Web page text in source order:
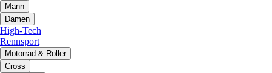
Mann
Damen
High-Tech
Rennsport
Motorrad & Roller
Cross